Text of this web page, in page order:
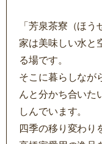
「芳泉茶寮（ほ
家は美味しい水と
る場です。
そこに暮らしなが
んと分かち合いた
しんでいます。
四季の移り変わり